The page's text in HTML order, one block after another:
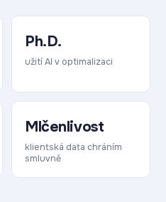
Ph.D.
užití AI v optimalizaci
Mlčenlivost
klientská data chráním
smluvně